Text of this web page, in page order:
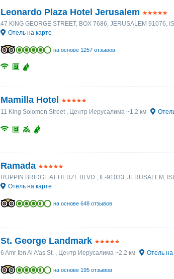
Leonardo Plaza Hotel Jerusalem
47 KING GEORGE STREET, BOX 7686, JERUSALEM 91076,
Отель на карте
на основе 1257 отзывов
Mamilla Hotel
11 King Solomon Street, Центр Иерусалима ~1.2 км
Ramada
RUPPIN BRIDGE AT HERZL BLVD., IL-91033, JERUSALEM,
Отель на карте
на основе 648 отзывов
St. George Landmark
6 Amr Ibn Al A'as St., Центр Иерусалима ~2.2 км Отель на
на основе 195 отзывов